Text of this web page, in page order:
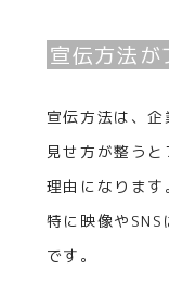
宣伝方法
宣伝方法は、企
見せ方が整う
理由になります
特に映像や
です。